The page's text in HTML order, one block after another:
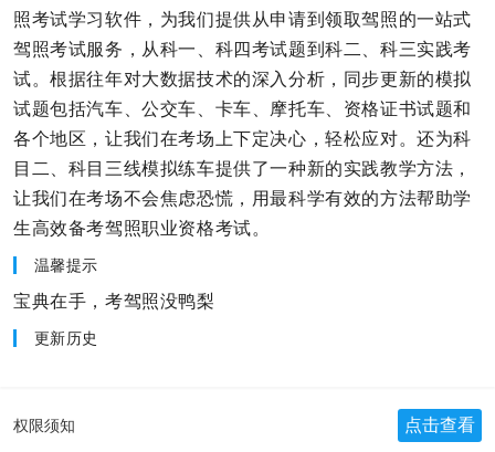
照考试学习软件，为我们提供从申请到领取驾照的一站式
驾照考试服务，从科一、科四考试题到科二、科三实践考
试。根据往年对大数据技术的深入分析，同步更新的模拟
试题包括汽车、公交车、卡车、摩托车、资格证书试题和
各个地区，让我们在考场上下定决心，轻松应对。还为科
目二、科目三线模拟练车提供了一种新的实践教学方法，
让我们在考场不会焦虑恐慌，用最科学有效的方法帮助学
生高效备考驾照职业资格考试。
温馨提示
宝典在手，考驾照没鸭梨
更新历史
权限须知 点击查看